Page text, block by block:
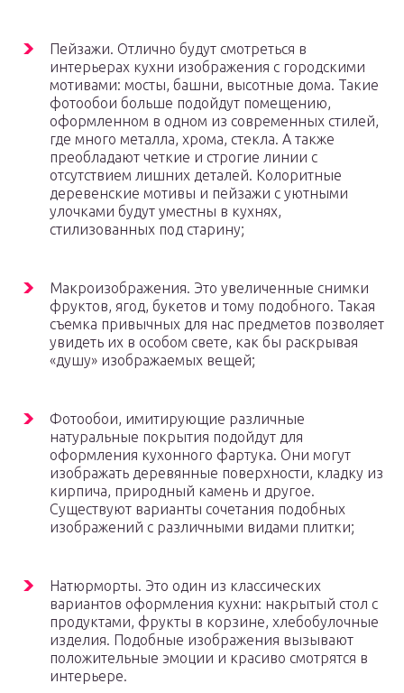
Пейзажи. Отлично будут смотреться в
интерьерах кухни изображения с городскими
мотивами: мосты, башни, высотные дома. Такие
фотообои больше подойдут помещению,
оформленном в одном из современных стилей,
где много металла, хрома, стекла. А также
преобладают четкие и строгие линии с
отсутствием лишних деталей. Колоритные
деревенские мотивы и пейзажи с уютными
улочками будут уместны в кухнях,
стилизованных под старину;
Макроизображения. Это увеличенные снимки
фруктов, ягод, букетов и тому подобного. Такая
съемка привычных для нас предметов позволяет
увидеть их в особом свете, как бы раскрывая
«душу» изображаемых вещей;
Фотообои, имитирующие различные
натуральные покрытия подойдут для
оформления кухонного фартука. Они могут
изображать деревянные поверхности, кладку из
кирпича, природный камень и другое.
Существуют варианты сочетания подобных
изображений с различными видами плитки;
Натюрморты. Это один из классических
вариантов оформления кухни: накрытый стол с
продуктами, фрукты в корзине, хлебобулочные
изделия. Подобные изображения вызывают
положительные эмоции и красиво смотрятся в
интерьере.